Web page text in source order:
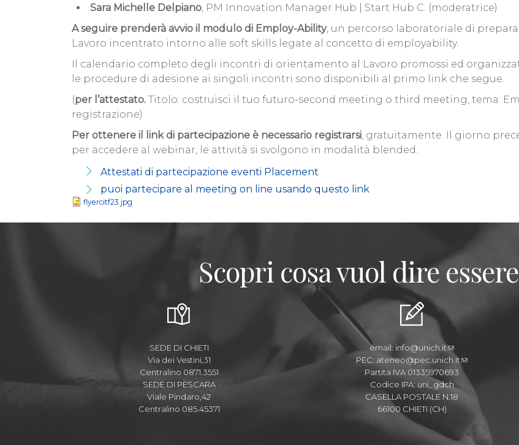
Sara Michelle Delpiano, PM Innovation Manager Hub | Start Hub C. (moderatrice)
A seguire prenderà avvio il modulo di Employ-Ability, un percorso laboratoriale di
Lavoro incentrato intorno alle soft skills legate al concetto di employability.
Il calendario completo degli incontri di orientamento al Lavoro promossi ed
le procedure di adesione ai singoli incontri sono disponibili al primo link che segue.
(per l’attestato. Titolo: costruisci il tuo futuro-second meeting o third meeting, tema:
registrazione)
Per ottenere il link di partecipazione è necessario registrarsi, gratuitamente. Il giorno
per accedere al webinar, le attività si svolgono in modalità blended.
Attestati di partecipazione eventi Placement
puoi partecipare al meeting on line usando questo link
flyercitf23.jpg
Scopri cosa vuol dire
SEDE DI CHIETI
Via dei Vestini,31
Centralino 0871.3551
SEDE DI PESCARA
Viale Pindaro,42
Centralino 085.45371
email: info@unich.it
PEC: ateneo@pec.unich.it
Partita IVA 01335970693
Codice IPA: uni_gdch
CASELLA POSTALE N.18
66100 CHIETI (CH)